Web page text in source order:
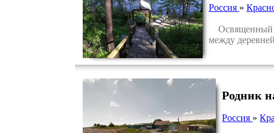
Россия »
Освященный
между
Родник
Россия »